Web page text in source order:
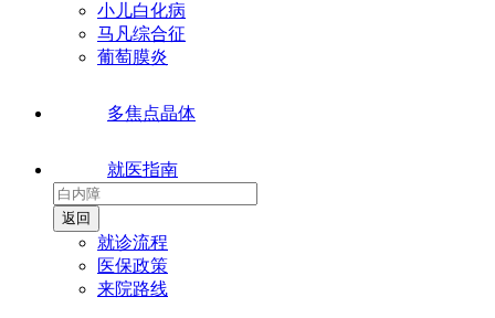
小儿白化病
马凡综合征
葡萄膜炎
多焦点晶体
就医指南
就诊流程
医保政策
来院路线